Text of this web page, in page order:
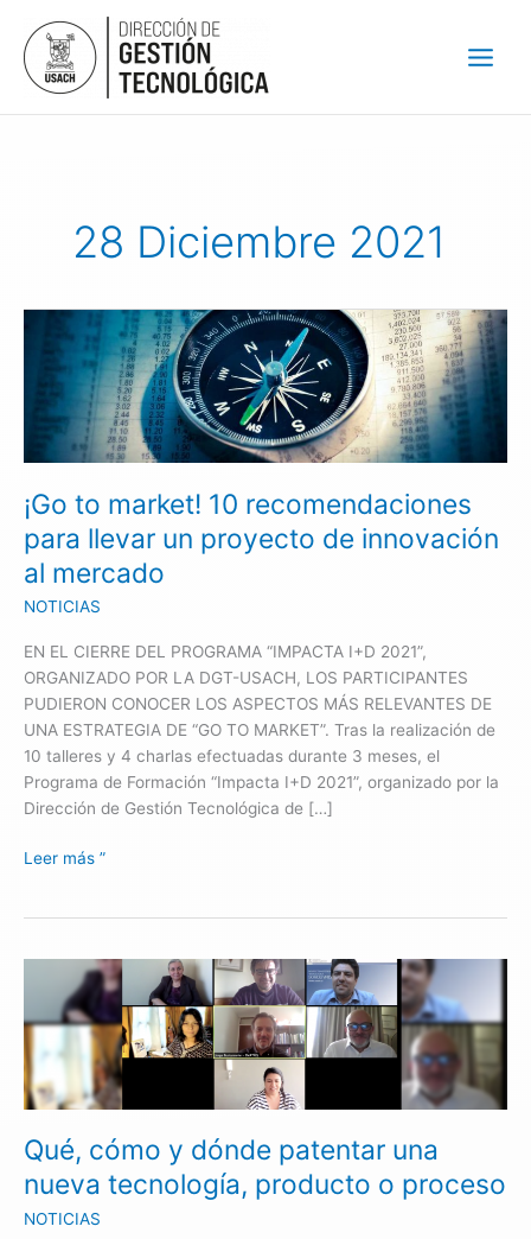
contenido
28 Diciembre 2021
¡Go to market! 10 recomendaciones
para llevar un proyecto de innovación
al mercado
NOTICIAS
EN EL CIERRE DEL PROGRAMA “IMPACTA I+D 2021”,
ORGANIZADO POR LA DGT-USACH, LOS PARTICIPANTES
PUDIERON CONOCER LOS ASPECTOS MÁS RELEVANTES DE
UNA ESTRATEGIA DE “GO TO MARKET”. Tras la realización de
10 talleres y 4 charlas efectuadas durante 3 meses, el
Programa de Formación “Impacta I+D 2021”, organizado por la
Dirección de Gestión Tecnológica de […]
market!
recomendaciones
un
proyecto
de
innovación
al
Leer más ”
Qué, cómo y dónde patentar una
nueva tecnología, producto o proceso
NOTICIAS
cómo
y
dónde
patentar
una
tecnología,
producto